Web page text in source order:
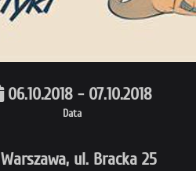
Data
06.10.2018 - 07.10.2018
Warszawa, ul. Bracka 25